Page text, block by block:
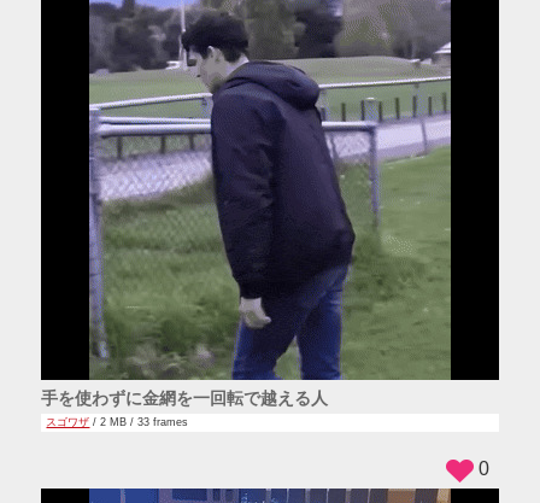
手を使わずに金網を一回転で越える人
スゴワザ / 2 MB / 33 frames
0